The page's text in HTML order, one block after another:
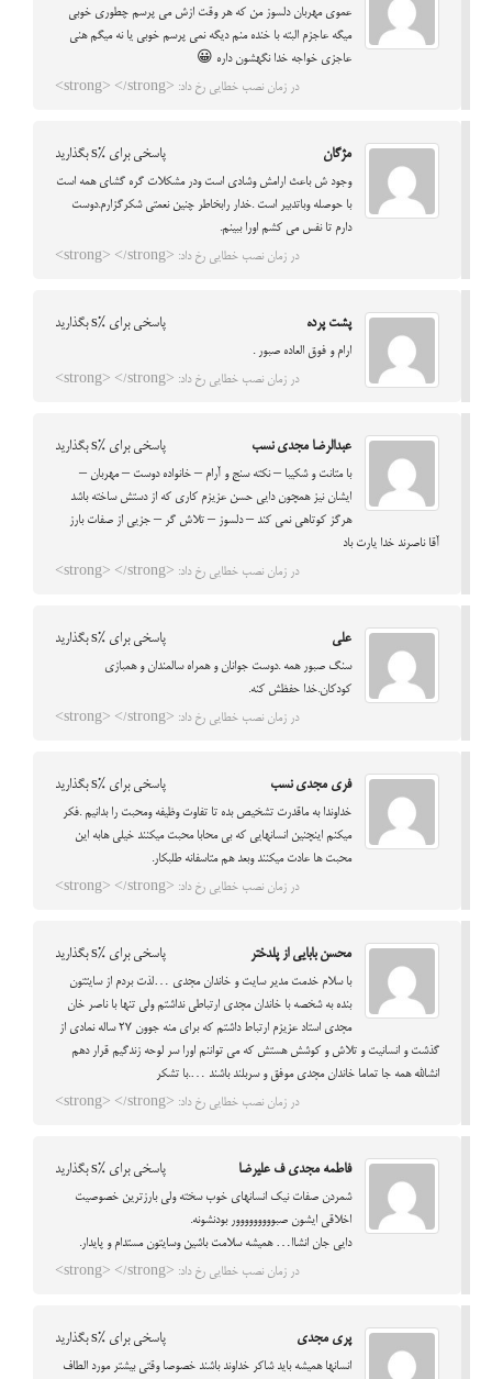
عموی مهربان دلسوز من که هر وقت ازش می پرسم چطوری خوبی
میگه عاجزم البته با خنده منم دیگه نمی پرسم خوبی یا نه میگم هنی
عاجزی خواجه خدا نگهشون داره 😀
در زمان نصب خطایی رخ داد: <strong> </strong>
مژگان پاسخی برای %s بگذارید
وجود ش باعث ارامش وشادی است ودر مشکلات گره گشای همه است
با حوصله وباتدبیر است .خدار رابخاطر چنین نعمتی شکرگزارم.دوست
دارم تا نفس می کشم اورا ببینم.
در زمان نصب خطایی رخ داد: <strong> </strong>
پشت پرده پاسخی برای %s بگذارید
ارام و فوق العاده صبور .
در زمان نصب خطایی رخ داد: <strong> </strong>
عبدالرضا مجدی نسب پاسخی برای %s بگذارید
با متانت و شکیبا – نکته سنج و آرام – خانواده دوست – مهربان –
ایشان نیز همچون دایی حسن عزیزم کاری که از دستش ساخته باشد
هرگز کوتاهی نمی کند – دلسوز – تلاش گر – جزیی از صفات بارز
آقا ناصرند خدا یارت باد
در زمان نصب خطایی رخ داد: <strong> </strong>
علی پاسخی برای %s بگذارید
سنگ صبور همه .دوست جوانان و همراه سالمندان و همبازی
کودکان.خدا حفظش کنه.
در زمان نصب خطایی رخ داد: <strong> </strong>
فری مجدی نسب پاسخی برای %s بگذارید
خداوندا به ماقدرت تشخیص بده تا تفاوت وظیفه ومحبت را بدانیم .فکر
میکنم اینچنین انسانهایی که بی محابا محبت میکنند خیلی هابه این
محبت ها عادت میکنند وبعد هم متاسفانه طلبکار.
در زمان نصب خطایی رخ داد: <strong> </strong>
محسن بابایی از پلدختر پاسخی برای %s بگذارید
با سلام خدمت مدیر سایت و خاندان مجدی …لذت بردم از سایتتون
بنده به شخصه با خاندان مجدی ارتباطی نداشتم ولی تنها با ناصر خان
مجدی استاد عزیزم ارتباط داشتم که برای منه جوون 27 ساله نمادی از
گذشت و انسانیت و تلاش و کوشش هستش که می تواننم اورا سر لوحه زندگیم قرار دهم
انشالله همه جا تماما خاندان مجدی موفق و سربلند باشند ….با تشکر
در زمان نصب خطایی رخ داد: <strong> </strong>
فاطمه مجدی ف علیرضا پاسخی برای %s بگذارید
شمردن صفات نیک انسانهای خوب سخته ولی بارزترین خصوصیت
اخلاقی ایشون صبووووووووور بودنشونه.
دایی جان انشاا… همیشه سلامت باشین وسایتون مستدام و پایدار.
در زمان نصب خطایی رخ داد: <strong> </strong>
پری مجدی پاسخی برای %s بگذارید
انسانها همیشه باید شاکر خداوند باشند خصوصا وقتی بیشتر مورد الطاف